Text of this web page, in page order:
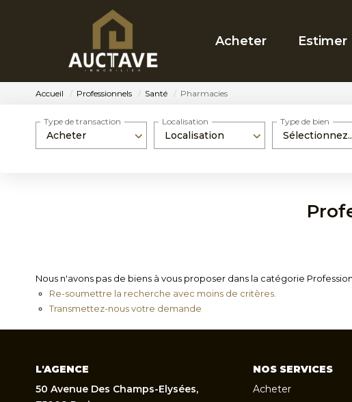
Acheter Estimer
Accueil Professionnels Santé Pharmacies
Acheter
Type de transaction
Localisation
Localisation Type de bien
Nous n'avons pas de biens à vous proposer dans la catégorie
Re-soumettre la recherche avec moins de critères.
Transmettez-nous votre demande
L'AGENCE
50 Avenue Des Champs-Elysées,
NOS SERVICES
Acheter